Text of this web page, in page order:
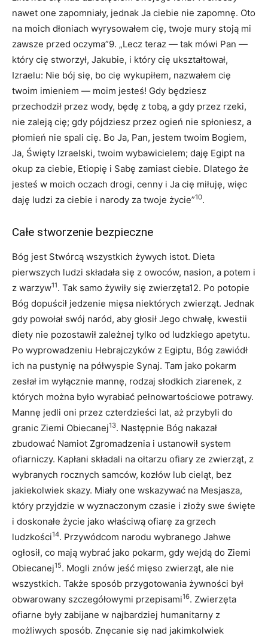
nawet one zapomniały, jednak Ja ciebie nie zapomnę. Oto
na moich dłoniach wyrysowałem cię, twoje mury stoją mi
zawsze przed oczyma”9. „Lecz teraz — tak mówi Pan —
który cię stworzył, Jakubie, i który cię ukształtował,
Izraelu: Nie bój się, bo cię wykupiłem, nazwałem cię
twoim imieniem — moim jesteś! Gdy będziesz
przechodził przez wody, będę z tobą, a gdy przez rzeki,
nie zaleją cię; gdy pójdziesz przez ogień nie spłoniesz, a
płomień nie spali cię. Bo Ja, Pan, jestem twoim Bogiem,
Ja, Święty Izraelski, twoim wybawicielem; daję Egipt na
okup za ciebie, Etiopię i Sabę zamiast ciebie. Dlatego że
jesteś w moich oczach drogi, cenny i Ja cię miłuję, więc
daję ludzi za ciebie i narody za twoje życie”10.
Całe stworzenie bezpieczne
Bóg jest Stwórcą wszystkich żywych istot. Dieta
pierwszych ludzi składała się z owoców, nasion, a potem i
z warzyw11. Tak samo żywiły się zwierzęta12. Po potopie
Bóg dopuścił jedzenie mięsa niektórych zwierząt. Jednak
gdy powołał swój naród, aby głosił Jego chwałę, kwestii
diety nie pozostawił zależnej tylko od ludzkiego apetytu.
Po wyprowadzeniu Hebrajczyków z Egiptu, Bóg zawiódł
ich na pustynię na półwyspie Synaj. Tam jako pokarm
zesłał im wyłącznie mannę, rodzaj słodkich ziarenek, z
których można było wyrabiać pełnowartościowe potrawy.
Mannę jedli oni przez czterdzieści lat, aż przybyli do
granic Ziemi Obiecanej13. Następnie Bóg nakazał
zbudować Namiot Zgromadzenia i ustanowił system
ofiarniczy. Kapłani składali na ołtarzu ofiary ze zwierząt, z
wybranych rocznych samców, kozłów lub cieląt, bez
jakiekolwiek skazy. Miały one wskazywać na Mesjasza,
który przyjdzie w wyznaczonym czasie i złoży swe święte
i doskonałe życie jako właściwą ofiarę za grzech
ludzkości14. Przywódcom narodu wybranego Jahwe
ogłosił, co mają wybrać jako pokarm, gdy wejdą do Ziemi
Obiecanej15. Mogli znów jeść mięso zwierząt, ale nie
wszystkich. Także sposób przygotowania żywności był
obwarowany szczegółowymi przepisami16. Zwierzęta
ofiarne były zabijane w najbardziej humanitarny z
możliwych sposób. Znęcanie się nad jakimkolwiek